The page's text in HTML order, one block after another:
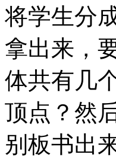
将学生分
拿出来，
体共有几
顶点？然
别板书出